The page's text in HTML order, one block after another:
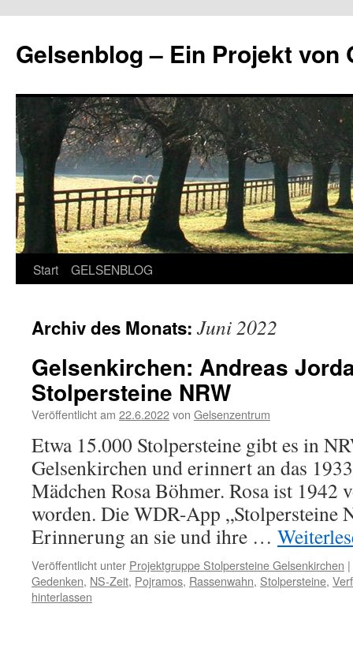
springen
Gelsenblog – Ein Projekt von
Start GELSENBLOG
Archiv des Monats: Juni 2022
Gelsenkirchen: Andreas
Stolpersteine NRW
Veröffentlicht am 22.6.2022von Gelsenzentrum
Etwa 15.000 Stolpersteine gibt es in
Gelsenkirchen und erinnert an das
Mädchen Rosa Böhmer. Rosa ist 1942
worden. Die WDR-App „Stolpersteine
Erinnerung an sie und ihre …
Veröffentlicht unter Projektgruppe Stolpersteine Gelsenkirchen |
Gedenken, NS-Zeit, Pojramos, Rassenwahn, Stolpersteine,
hinterlassen